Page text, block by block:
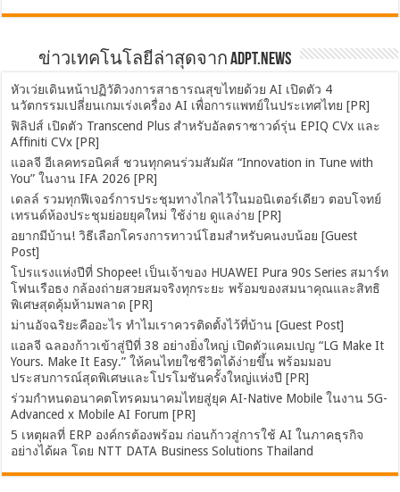
ข่าวเทคโนโลยีล่าสุดจาก ADPT.news
หัวเว่ยเดินหน้าปฏิวัติวงการสาธารณสุขไทยด้วย AI เปิดตัว 4
นวัตกรรมเปลี่ยนเกมเร่งเครื่อง AI เพื่อการแพทย์ในประเทศไทย [PR]
ฟิลิปส์ เปิดตัว Transcend Plus สำหรับอัลตราซาวด์รุ่น EPIQ CVx และ
Affiniti CVx [PR]
แอลจี อีเลคทรอนิคส์ ชวนทุกคนร่วมสัมผัส “Innovation in Tune with
You” ในงาน IFA 2026 [PR]
เดลล์ รวมทุกฟีเจอร์การประชุมทางไกลไว้ในมอนิเตอร์เดียว ตอบโจทย์
เทรนด์ห้องประชุมย่อยยุคใหม่ ใช้ง่าย ดูแลง่าย [PR]
อยากมีบ้าน! วิธีเลือกโครงการทาวน์โฮมสำหรับคนงบน้อย [Guest
Post]
โปรแรงแห่งปีที่ Shopee! เป็นเจ้าของ HUAWEI Pura 90s Series สมาร์ท
โฟนเรือธง กล้องถ่ายสวยสมจริงทุกระยะ พร้อมของสมนาคุณและสิทธิ
พิเศษสุดคุ้มห้ามพลาด [PR]
ม่านอัจฉริยะคืออะไร ทำไมเราควรติดตั้งไว้ที่บ้าน [Guest Post]
แอลจี ฉลองก้าวเข้าสู่ปีที่ 38 อย่างยิ่งใหญ่ เปิดตัวแคมเปญ “LG Make It
Yours. Make It Easy.” ให้คนไทยใชชีวิตได้ง่ายขึ้น พร้อมมอบ
ประสบการณ์สุดพิเศษและโปรโมชันครั้งใหญ่แห่งปี [PR]
ร่วมกำหนดอนาคตโทรคมนาคมไทยสู่ยุค AI-Native Mobile ในงาน 5G-
Advanced x Mobile AI Forum [PR]
5 เหตุผลที่ ERP องค์กรต้องพร้อม ก่อนก้าวสู่การใช้ AI ในภาคธุรกิจ
อย่างได้ผล โดย NTT DATA Business Solutions Thailand